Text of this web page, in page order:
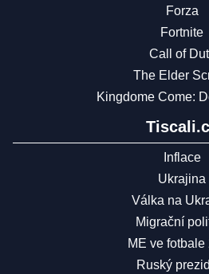
Forza
Fortnite
Call of
The Elder
Kingdome Come:
Inflace
Ukrajina
Válka na
Migrační
ME ve fotbale
Ruský